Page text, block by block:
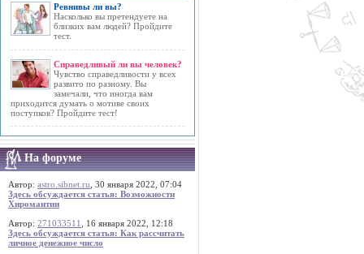
Ревнивы ли вы?
Насколько вы претендуете на
близких вам людей? Пройдите
тест.
Справедливый ли вы человек?
Чувство справедливости у всех
развито по разному. Вы
замечали, что иногда вам
приходится думать о мотиве своих
поступков? Пройдите тест!
На форуме
Автор: astro.sibnet.ru , 30 января 2022, 07:04
Здесь обсуждается статья: Возможности
Хиромантии
Автор: 271033511
, 16 января 2022, 12:18
Здесь обсуждается статья: Как рассчитать
личное денежное число